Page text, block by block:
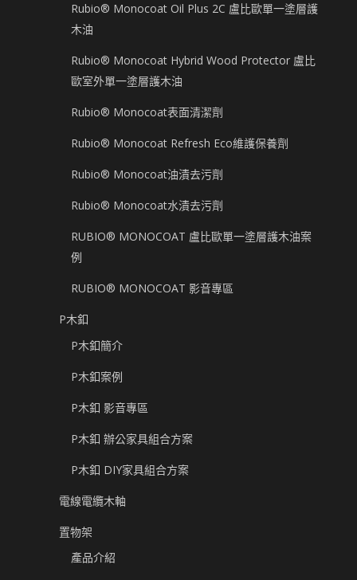
Rubio® Monocoat Oil Plus 2C 盧比歐單一塗層護
木油
Rubio® Monocoat Hybrid Wood Protector 盧比
歐室外單一塗層護木油
Rubio® Monocoat表面清潔劑
Rubio® Monocoat Refresh Eco維護保養劑
Rubio® Monocoat油漬去污劑
Rubio® Monocoat水漬去污劑
RUBIO® MONOCOAT 盧比歐單一塗層護木油案
例
RUBIO® MONOCOAT 影音專區
P木釦
P木釦簡介
P木釦案例
P木釦 影音專區
P木釦 辦公家具組合方案
P木釦 DIY家具組合方案
電線電纜木軸
置物架
產品介紹